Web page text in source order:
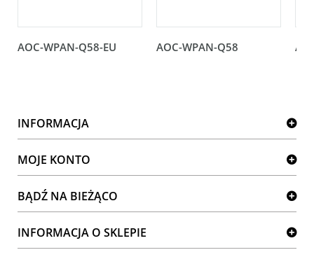
AOC-WPAN-Q58-EU AOC-WPAN-Q58
INFORMACJA
MOJE KONTO
BĄDŹ NA BIEŻĄCO
INFORMACJA O SKLEPIE